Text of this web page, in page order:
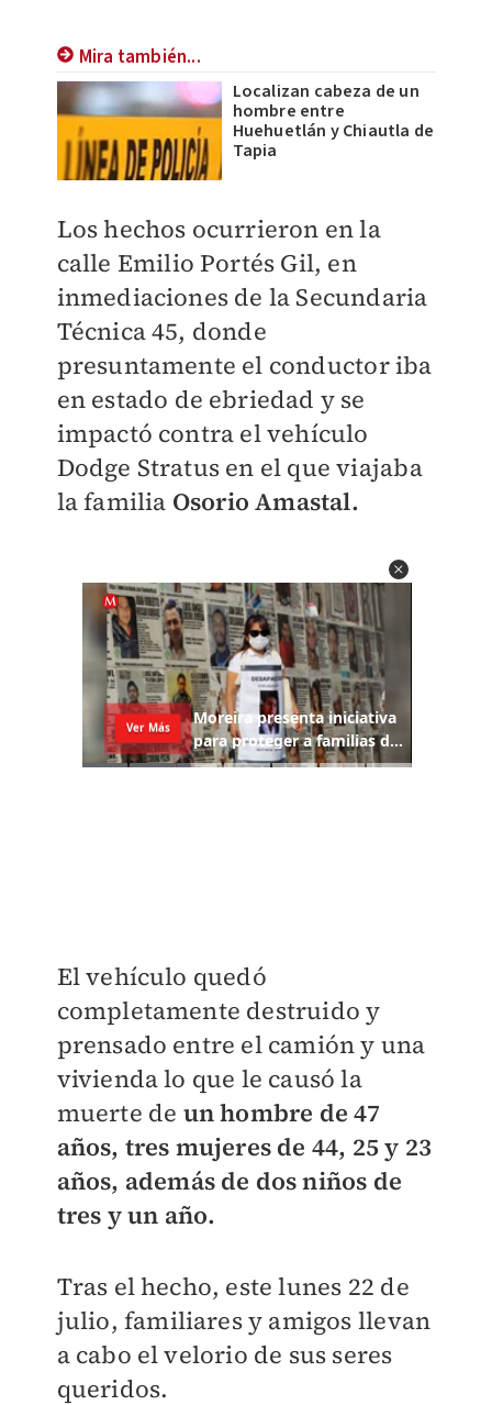
Mira también...
Localizan cabeza de un
hombre entre
Huehuetlán y Chiautla de
Tapia
Los hechos ocurrieron en la
calle Emilio Portés Gil, en
inmediaciones de la Secundaria
Técnica 45, donde
presuntamente el conductor iba
en estado de ebriedad y se
impactó contra el vehículo
Dodge Stratus en el que viajaba
la familia Osorio Amastal.
El vehículo quedó
completamente destruido y
prensado entre el camión y una
vivienda lo que le causó la
muerte de un hombre de 47
años, tres mujeres de 44, 25 y 23
años, además de dos niños de
tres y un año.
Tras el hecho, este lunes 22 de
julio, familiares y amigos llevan
a cabo el velorio de sus seres
queridos.